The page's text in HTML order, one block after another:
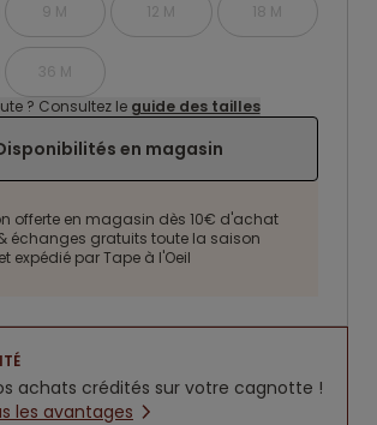
9 M 12 M 18 M
36 M
? Consultez le guide des tailles
en magasin
offerte en magasin dès 10€ d'achat
échanges gratuits toute la saison
expédié par Tape à l'Oeil
achats crédités sur votre cagnotte !
les avantages